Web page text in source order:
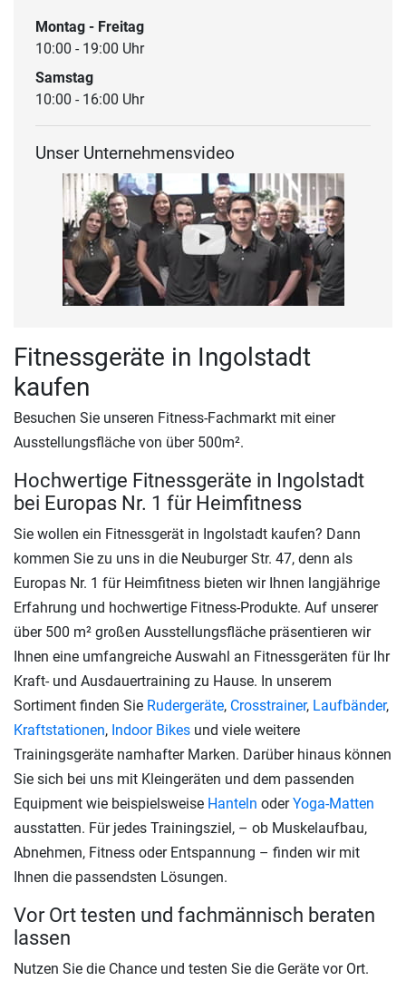
Montag - Freitag
10:00 - 19:00 Uhr
Samstag
10:00 - 16:00 Uhr
Unser Unternehmensvideo
Fitnessgeräte in Ingolstadt
kaufen
Besuchen Sie unseren Fitness-Fachmarkt mit einer
Ausstellungsfläche von über 500m².
Hochwertige Fitnessgeräte in Ingolstadt
bei Europas Nr. 1 für Heimfitness
Sie wollen ein Fitnessgerät in Ingolstadt kaufen? Dann
kommen Sie zu uns in die Neuburger Str. 47, denn als
Europas Nr. 1 für Heimfitness bieten wir Ihnen langjährige
Erfahrung und hochwertige Fitness-Produkte. Auf unserer
über 500 m² großen Ausstellungsfläche präsentieren wir
Ihnen eine umfangreiche Auswahl an Fitnessgeräten für Ihr
Kraft- und Ausdauertraining zu Hause. In unserem
Sortiment finden Sie Rudergeräte, Crosstrainer, Laufbänder,
Kraftstationen, Indoor Bikes und viele weitere
Trainingsgeräte namhafter Marken. Darüber hinaus können
Sie sich bei uns mit Kleingeräten und dem passenden
Equipment wie beispielsweise Hanteln oderYoga-Matten
ausstatten. Für jedes Trainingsziel, – ob Muskelaufbau,
Abnehmen, Fitness oder Entspannung – finden wir mit
Ihnen die passendsten Lösungen.
Vor Ort testen und fachmännisch beraten
lassen
Nutzen Sie die Chance und testen Sie die Geräte vor Ort.